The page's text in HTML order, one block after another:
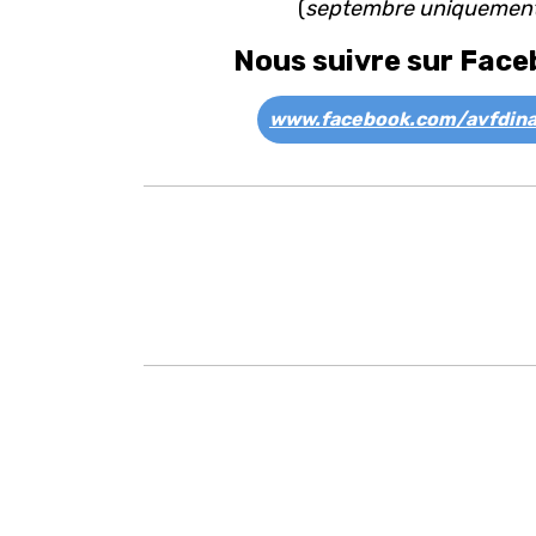
(septembre
Nous suivre sur
www.facebook.com/